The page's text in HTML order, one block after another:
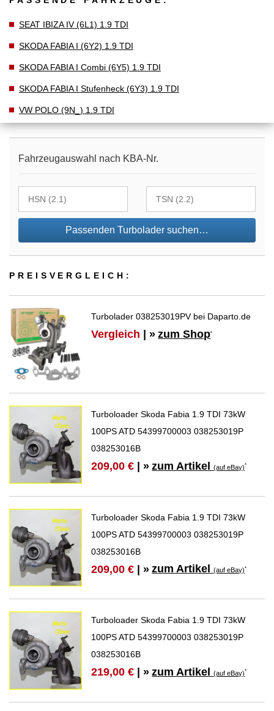
SEAT IBIZA IV (6L1) 1.9 TDI
SKODA FABIA I (6Y2) 1.9 TDI
SKODA FABIA I Combi (6Y5) 1.9 TDI
SKODA FABIA I Stufenheck (6Y3) 1.9 TDI
VW POLO (9N_) 1.9 TDI
Fahrzeugauswahl nach KBA-Nr.
Passenden Turbolader suchen…
PREIS­VER­GLEICH:
Turbolader 038253019PV bei Daparto.de
Vergleich | » zum Shop*
Turboloader Skoda Fabia 1.9 TDI 73kW
100PS ATD 54399700003 038253019P
038253016B
209,00 € | » zum Artikel(auf eBay)*
Turboloader Skoda Fabia 1.9 TDI 73kW
100PS ATD 54399700003 038253019P
038253016B
209,00 € | » zum Artikel(auf eBay)*
Turboloader Skoda Fabia 1.9 TDI 73kW
100PS ATD 54399700003 038253019P
038253016B
219,00 € | » zum Artikel(auf eBay)*